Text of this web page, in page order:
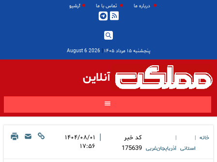
درباره ما تماس با ما آرشیو
پنجشنبه ۱۵ مرداد ۱۴۰۵ |
2026 August 6
آنلاین
خانه
استانی آذربایجان‌غربی
کد خبر
175639
|
۱۴۰۴/۰۸/۰۱
۱۷:۵۶